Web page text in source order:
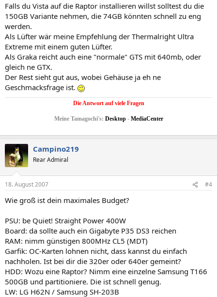
Falls du Vista auf die Raptor installieren willst solltest du die
150GB Variante nehmen, die 74GB könnten schnell zu eng
werden.
Als Lüfter wär meine Empfehlung der Thermalright Ultra
Extreme mit einem guten Lüfter.
Als Graka reicht auch eine "normale" GTS mit 640mb, oder
gleich ne GTX.
Der Rest sieht gut aus, wobei Gehäuse ja eh ne
Geschmacksfrage ist.
Die Antwort auf viele Fragen
Meine Tamagochi's: Desktop- MediaCenter
Campino219
Rear Admiral
18. August 2007 #4
Wie groß ist dein maximales Budget?
PSU: be Quiet! Straight Power 400W
Board: da sollte auch ein Gigabyte P35 DS3 reichen
RAM: nimm günstigen 800MHz CL5 (MDT)
Garfik: OC-Karten lohnen nicht, dass kannst du einfach
nachholen. Ist bei dir die 320er oder 640er gemeint?
HDD: Wozu eine Raptor? Nimm eine einzelne Samsung T166
500GB und partitioniere. Die ist schnell genug.
LW: LG H62N / Samsung SH-203B